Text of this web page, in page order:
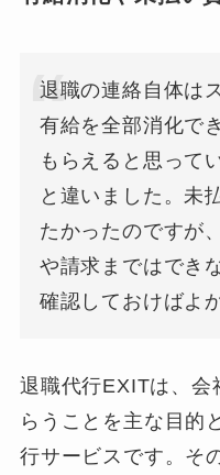
退職の連絡自体は
有給を全部消化で
もらえると思って
と違いました。未
たかったのですが
や請求まではでき
確認しておけばよ
退職代行EXITは、会
らうことを主な目的
行サービスです。そ